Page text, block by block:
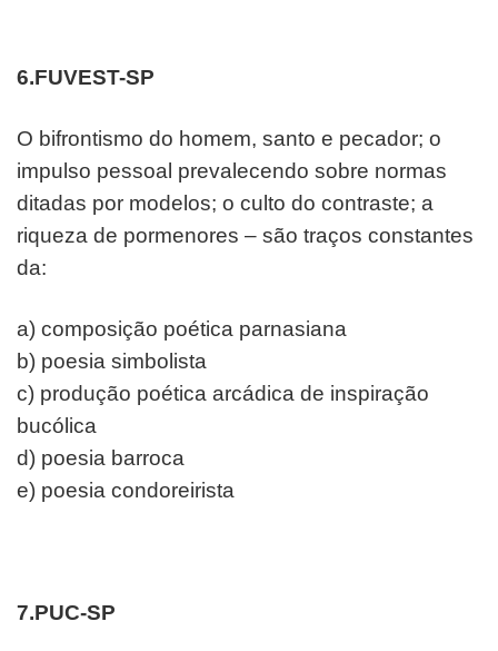
6.FUVEST-SP
O bifrontismo do homem, santo e pecador; o
impulso pessoal prevalecendo sobre normas
ditadas por modelos; o culto do contraste; a
riqueza de pormenores – são traços constantes
da:
a) composição poética parnasiana
b) poesia simbolista
c) produção poética arcádica de inspiração
bucólica
d) poesia barroca
e) poesia condoreirista
7.PUC-SP